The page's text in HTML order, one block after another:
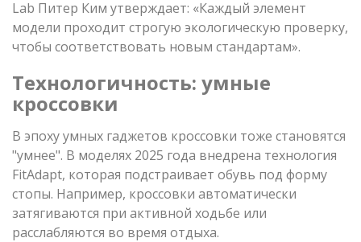
Lab Питер Ким утверждает: «Каждый элемент
модели проходит строгую экологическую проверку,
чтобы соответствовать новым стандартам».
Технологичность: умные
кроссовки
В эпоху умных гаджетов кроссовки тоже становятся
"умнее". В моделях 2025 года внедрена технология
FitAdapt, которая подстраивает обувь под форму
стопы. Например, кроссовки автоматически
затягиваются при активной ходьбе или
расслабляются во время отдыха.